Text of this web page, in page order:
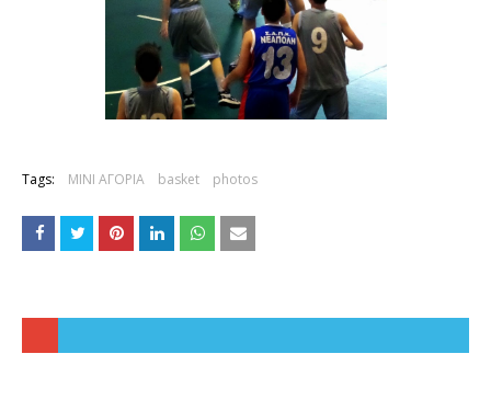
Tags: ΜΙΝΙ ΑΓΟΡΙΑ basket photos